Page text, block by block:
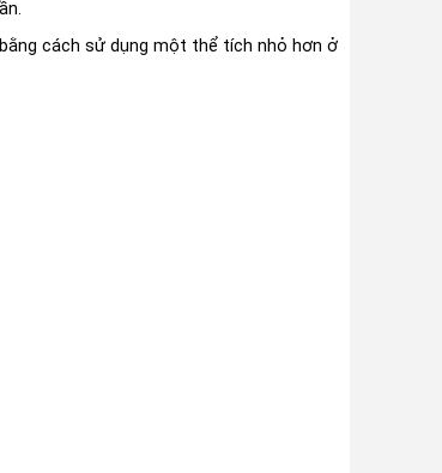
cách sử dụng một thể tích nhỏ hơn ở